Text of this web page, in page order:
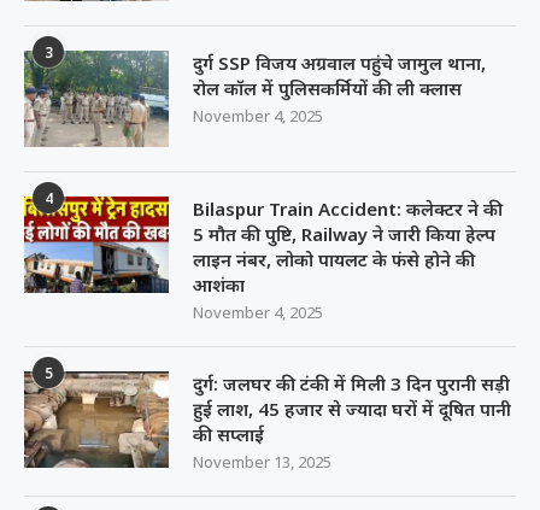
3
दुर्ग SSP विजय अग्रवाल पहुंचे जामुल थाना,
रोल कॉल में पुलिसकर्मियों की ली क्लास
November 4, 2025
4
Bilaspur Train Accident: कलेक्टर ने की
5 मौत की पुष्टि, Railway ने जारी किया हेल्प
लाइन नंबर, लोको पायलट के फंसे होने की
आशंका
November 4, 2025
5
दुर्ग: जलघर की टंकी में मिली 3 दिन पुरानी सड़ी
हुई लाश, 45 हजार से ज्यादा घरों में दूषित पानी
की सप्लाई
November 13, 2025